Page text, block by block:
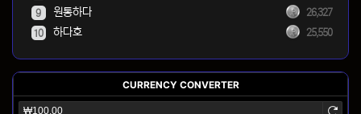
9 원통하다 26,327
10 하다호 25,550